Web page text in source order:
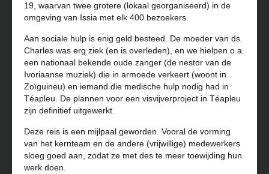
19, waarvan twee grotere (lokaal georganiseerd) in de
omgeving van Issia met elk 400 bezoekers.
Aan sociale hulp is enig geld besteed. De moeder van ds.
Charles was erg ziek (en is overleden), en we hielpen o.a.
een nationaal bekende oude zanger (de nestor van de
Ivoriaanse muziek) die in armoede verkeert (woont in
Zoïguineu) en iemand die medische hulp nodig had in
Téapleu. De plannen voor een visvijverproject in Téapleu
zijn definitief uitgewerkt.
Deze reis is een mijlpaal geworden. Vooral de vorming
van het kernteam en de andere (vrijwillige) medewerkers
sloeg goed aan, zodat ze met des te meer toewijding hun
werk doen.